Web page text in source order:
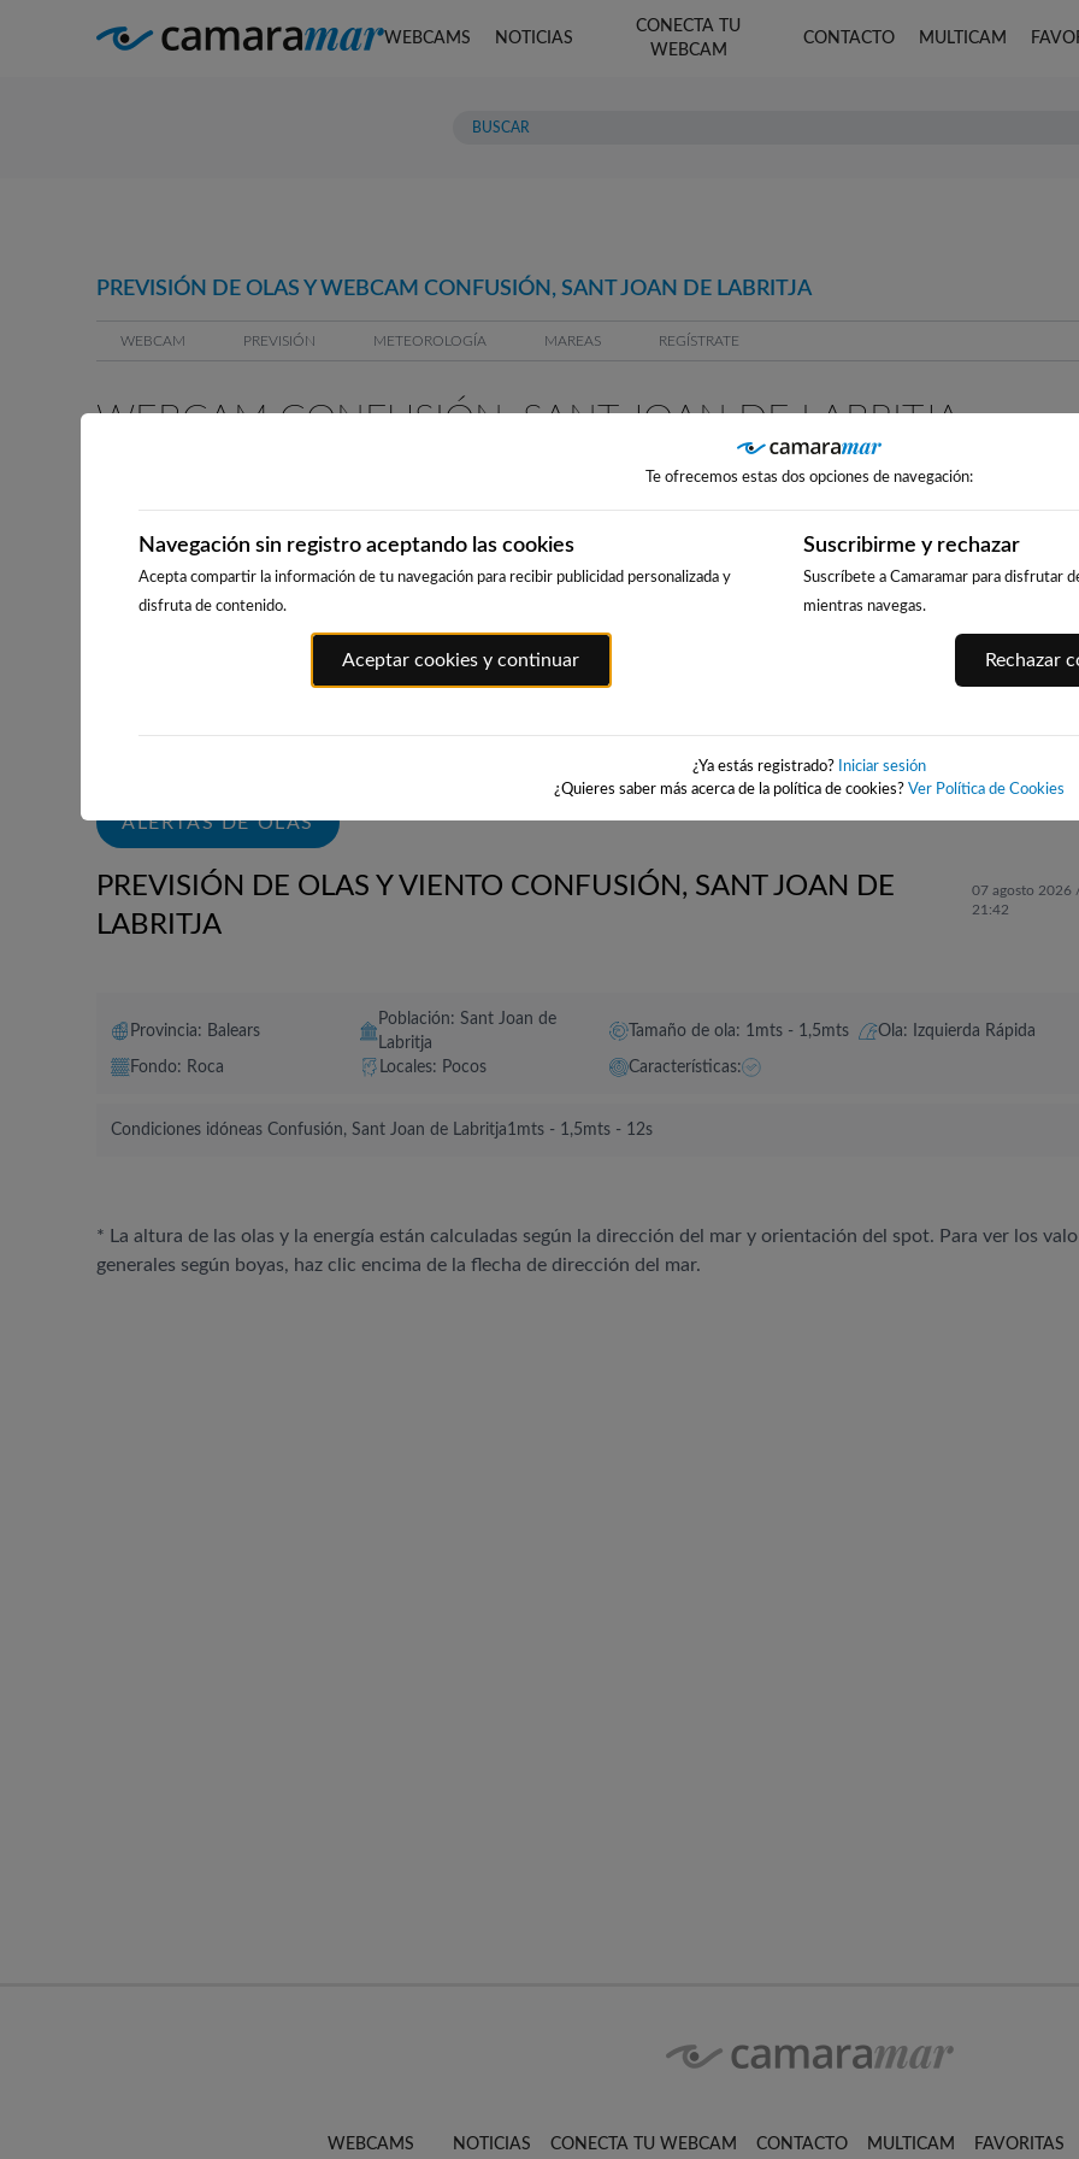
WEBCAMS NOTICIAS
CONECTA TU
WEBCAM
CONTACTO MULTICAM
PREVISIÓN DE OLAS Y WEBCAM CONFUSIÓN, SANT JOAN DE LABRITJA
WEBCAM PREVISIÓN METEOROLOGÍA MAREAS REGÍSTRATE
WEBCAM CONFUSIÓN, SANT JOAN DE LABRITJA
118km · Xàbia-Jávea
PLAYA DE PILES
138km · Piles
L'ALBIR
146km · l'Alfàs
ALERTAS DE OLAS
PREVISIÓN DE OLAS Y VIENTO CONFUSIÓN, SANT JOAN DE
LABRITJA
07 agosto 2026
21:42
Provincia: Balears
Población: Sant Joan de
Labritja
Tamaño de ola: 1mts - 1,5mts Ola: Izquierda Rápida
Fondo: Roca Locales: Pocos Características:
Condiciones idóneas Confusión, Sant Joan de Labritja1mts - 1,5mts - 12s
* La altura de las olas y la energía están calculadas según la dirección del mar y orientación del spot. Para ver los
generales según boyas, haz clic encima de la flecha de dirección del mar.
WEBCAMS NOTICIAS CONECTA TU WEBCAM CONTACTO MULTICAM FAVORITAS
Te ofrecemos estas dos opciones de navegación:
Navegación sin registro aceptando las cookies
Acepta compartir la información de tu navegación para recibir publicidad personalizada y
disfruta de contenido.
Aceptar cookies y continuar
Suscribirme y rechazar
Suscríbete a Camaramar para disfrutar
mientras navegas.
Rechazar
¿Ya estás registrado?
Iniciar sesión
¿Quieres saber más acerca de la política de cookies? Ver Política de Cookies